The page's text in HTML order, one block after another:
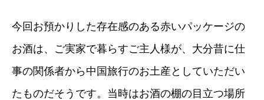
今回お預かりした存在感のある赤いパッケージの
お酒は、ご実家で暮らすご主人様が、大分昔に仕
事の関係者から中国旅行のお土産としていただい
たものだそうです。当時はお酒の棚の目立つ場所